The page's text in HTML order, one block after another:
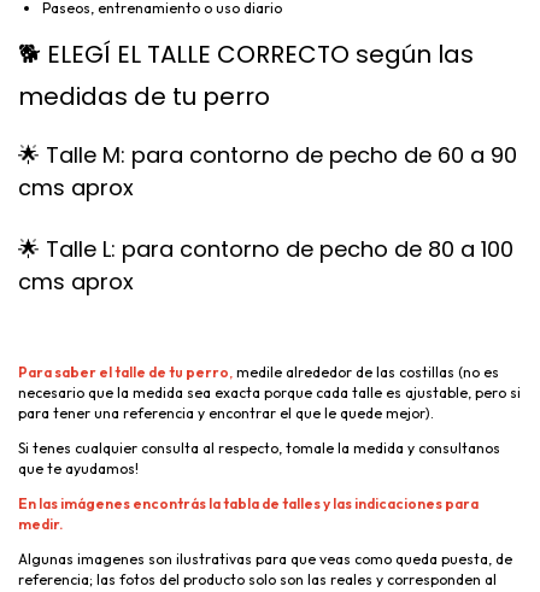
Paseos, entrenamiento o uso diario
🐕 ELEGÍ EL TALLE CORRECTO según las
medidas de tu perro
🌟 Talle M: para contorno de pecho de 60 a 90
cms aprox
🌟 Talle L: para contorno de pecho de 80 a 100
cms aprox
Para saber el talle de tu perro medile alrededor de las costillas (no es
necesario que la medida sea exacta porque cada talle es ajustable, pero si
para tener una referencia y encontrar el que le quede mejor).
Si tenes cualquier consulta al respecto, tomale la medida y consultanos
que te ayudamos!
En las imágenes encontrás la tabla de talles y las indicaciones para
medir.
Algunas imagenes son ilustrativas para que veas como queda puesta, de
referencia; las fotos del producto solo son las reales y corresponden al